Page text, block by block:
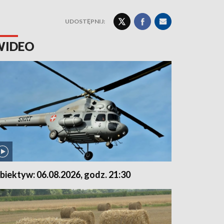
UDOSTĘPNIJ:
06.08.2026, godz. 21:30